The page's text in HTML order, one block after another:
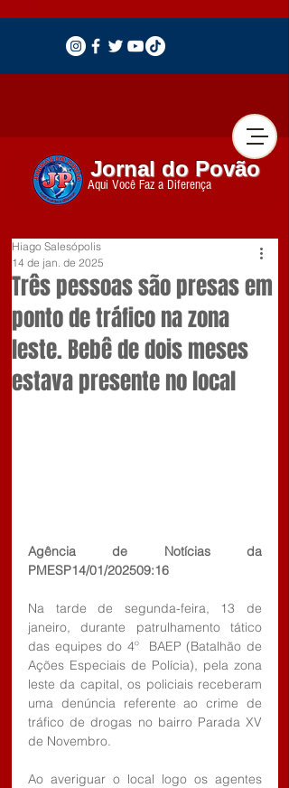
Jornal do Povão
Aqui Você Faz a Diferença
Três pessoas são presas em
ponto de tráfico na zona
leste. Bebê de dois meses
estava presente no local
Hiago Salesópolis
14 de jan. de 2025
Agência de Notícias da
PMESP14/01/202509:16
Na tarde de segunda-feira, 13 de
janeiro, durante patrulhamento tático
das equipes do 4º  BAEP (Batalhão de
Ações Especiais de Polícia), pela zona
leste da capital, os policiais receberam
uma denúncia referente ao crime de
tráfico de drogas no bairro Parada XV
de Novembro.
Ao averiguar o local logo os agentes